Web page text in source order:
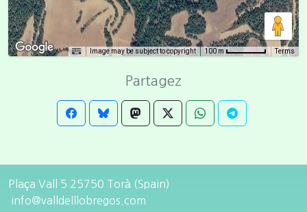
Image may be subject to copyright 100 m Terms
Partagez
Plaça Vall 5 25750 Torà (Spain)
info@valldelllobregos.com